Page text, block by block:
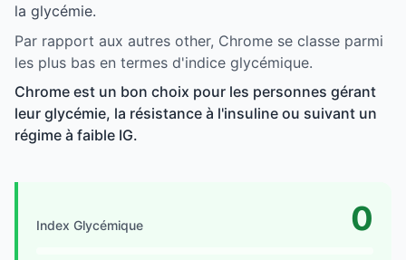
la glycémie.
Par rapport aux autres other, Chrome se classe parmi
les plus bas en termes d'indice glycémique.
Chrome est un bon choix pour les personnes gérant
leur glycémie, la résistance à l'insuline ou suivant un
régime à faible IG.
Index Glycémique 0